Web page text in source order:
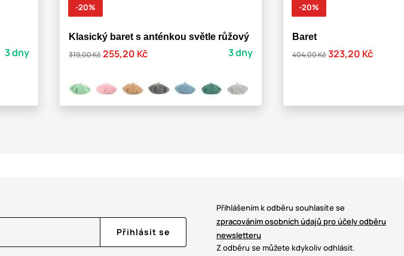
3 dny
-20%
Klasický baret s anténkou světle růžový
319,00 Kč255,20 Kč 3 dny
-20%
Baret
404,00 Kč323,20 Kč
Přihlásit se
Přihlášením k odběru souhlasíte se
zpracováním osobních údajů pro účely odběru
newsletteru
Z odběru se můžete kdykoliv odhlásit.